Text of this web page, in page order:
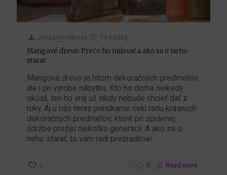
Jana Chmelíková 19.4.2024
Mangové drevo: Prečo ho milovať a ako sa o neho
starať
Mangové drevo je hitom dekoračných predmetov,
ale i pri výrobe nábytku. Kto ho doma niekedy
okúsil, ten ho vraj už nikdy nebude chcieť dať z
ruky. Aj u nás teraz ponúkame celú radu krásnych
dekoračných predmetov, ktoré pri správnej
údržbe prežijú niekoľko generácií. A ako sa o
neho starať, to vám radi prezradíme!
0 0 Read more